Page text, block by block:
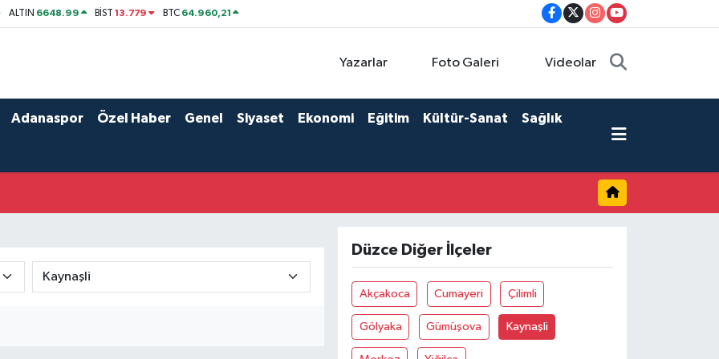
ALTIN 6648.99 BİST13.779 BTC 64.960,21
Yazarlar Foto Galeri Videolar
Adanaspor Özel Haber Genel Siyaset Ekonomi Eğitim Kültür-Sanat Sağlık
Düzce Diğer İlçeler
Akçakoca Cumayeri Çilimli
Gölyaka Gümüşova Kaynaşli